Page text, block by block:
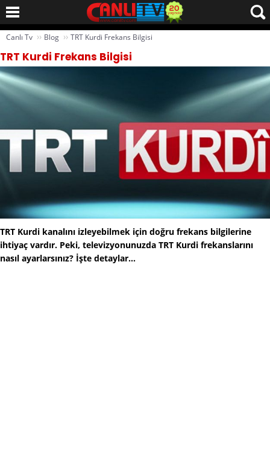
Canlı Tv ›› Blog ›› TRT Kurdi Frekans Bilgisi
TRT Kurdi Frekans Bilgisi
TRT Kurdi kanalını izleyebilmek için doğru frekans bilgilerine
ihtiyaç vardır. Peki, televizyonunuzda TRT Kurdi frekanslarını
nasıl ayarlarsınız? İşte detaylar...